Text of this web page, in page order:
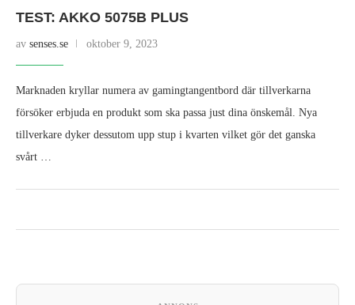
TEST: AKKO 5075B PLUS
av senses.se oktober 9, 2023
Marknaden kryllar numera av gamingtangentbord där tillverkarna
försöker erbjuda en produkt som ska passa just dina önskemål. Nya
tillverkare dyker dessutom upp stup i kvarten vilket gör det ganska
svårt …